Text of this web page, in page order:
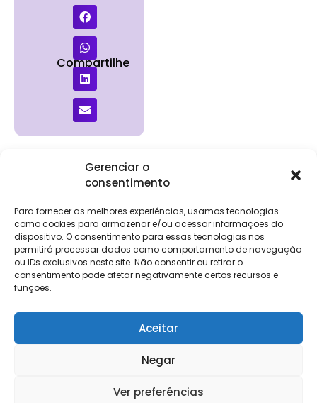
Gerenciar o
consentimento
Para fornecer as melhores experiências, usamos tecnologias
como cookies para armazenar e/ou acessar informações do
dispositivo. O consentimento para essas tecnologias nos
permitirá processar dados como comportamento de navegação
ou IDs exclusivos neste site. Não consentir ou retirar o
consentimento pode afetar negativamente certos recursos e
funções.
Aceitar
Negar
Ver preferências
Compartilhe
Institucional
Trabalhe
Conosco
Contato
Relatório de
Salarial
Clientes
Login
Eventos
Contábeis
Holos
NG Essence
Soluções
DP e RH
NG Folha
eKeep
FisCo
Keevo Software | CNPJ: 14.766.429/0001-07
Rua Rio de Janeiro, 1462 – Lourdes, Belo Horizonte – MG, 30160-042